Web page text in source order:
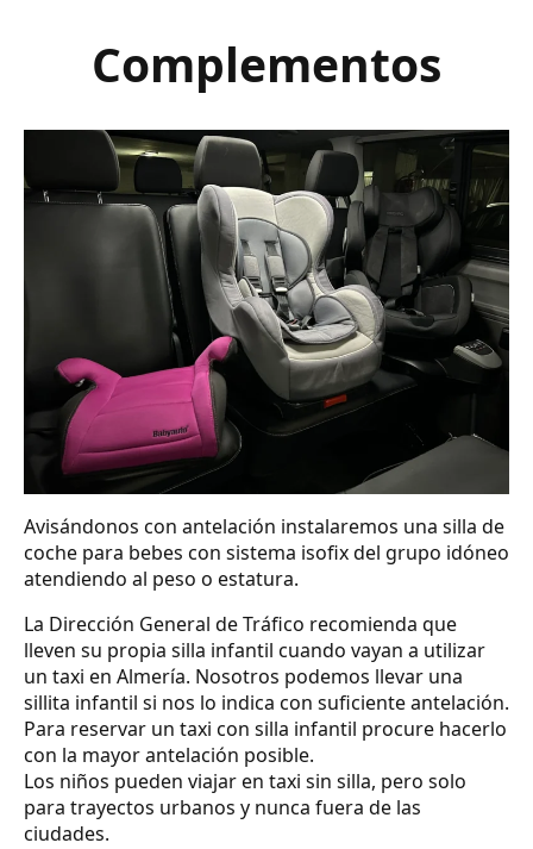
Complementos
Avisándonos con antelación instalaremos una silla de
coche para bebes con sistema isofix del grupo idóneo
atendiendo al peso o estatura.
La Dirección General de Tráfico recomienda que
lleven su propia silla infantil cuando vayan a utilizar
un taxi en Almería. Nosotros podemos llevar una
sillita infantil si nos lo indica con suficiente antelación.
Para reservar un taxi con silla infantil procure hacerlo
con la mayor antelación posible.
Los niños pueden viajar en taxi sin silla, pero solo
para trayectos urbanos y nunca fuera de las
ciudades.